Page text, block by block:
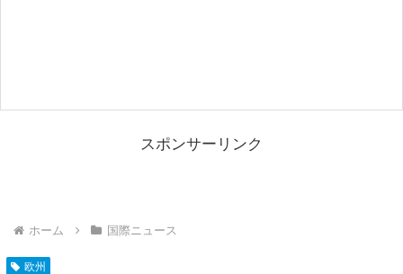
スポンサーリンク
ホーム 国際ニュース
欧州